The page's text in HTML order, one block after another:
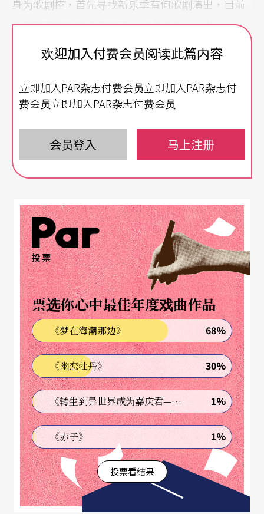
身为歌剧控，首先寻找新乐季有何歌剧演出，目前
仅看到国家交响乐团将于2026年中推出华格纳《女
武神》，这是继NSO上个乐季《飞行的荷兰人》与
是NSO第3次演出全本《女武神》，先前2013年NS
O自制、2017台中国家歌剧院邀演，都由吕绍嘉担
任指挥，这次来听马寇尔（Jun Märkl）的诠释做比
欢迎加入付费会员阅读此篇内容
立即加入PAR杂志付费会员立即加入PAR杂志付
费会员立即加入PAR杂志付费会员
会员登入 马上注册
投票
票选你心中最佳年度戏曲作品
《梦在海潮那边》 68%
《幽恋牡丹》 30%
《转生到异世界成为嘉庆君—发现我的祖先是诈骗集团!?》 1%
《赤子》 1%
投票看结果